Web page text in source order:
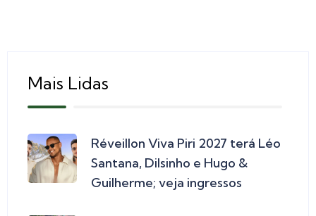
Mais Lidas
Réveillon Viva Piri 2027 terá Léo
Santana, Dilsinho e Hugo &
Guilherme; veja ingressos